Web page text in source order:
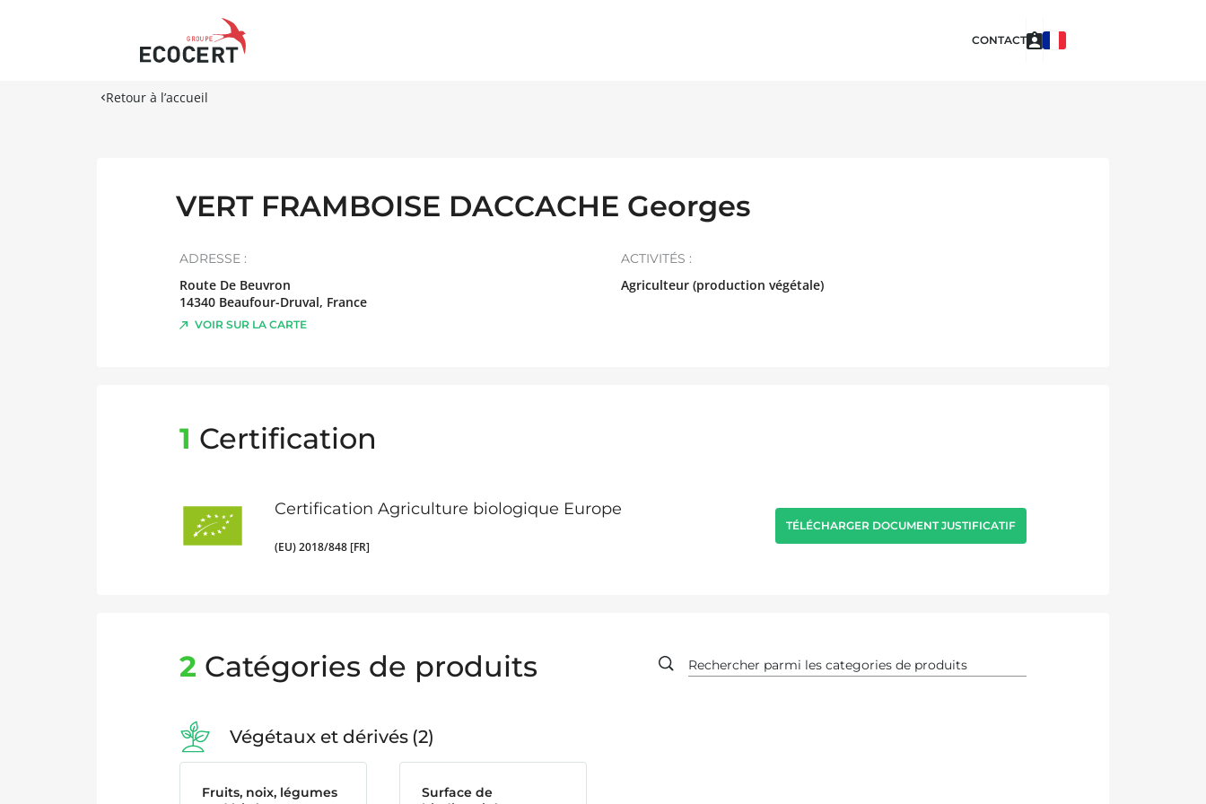
CONTACT
Retour à l’accueil
VERT FRAMBOISE DACCACHE Georges
ADRESSE :
Route De Beuvron
14340 Beaufour-Druval, France
VOIR SUR LA CARTE
ACTIVITÉS :
Agriculteur (production végétale)
1 Certification
Certification Agriculture biologique Europe
(EU) 2018/848 [FR]
TÉLÉCHARGER DOCUMENT JUSTIFICATIF
2 Catégories de produits
Végétaux et dérivés 2
Fruits, noix, légumes
Surface de